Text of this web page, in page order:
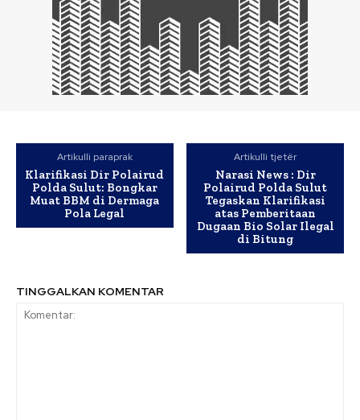
Artikulli paraprak
Klarifikasi Dir Polairud
Polda Sulut: Bongkar
Muat BBM di Dermaga
Pola Legal
Artikulli tjetër
Narasi News : Dir
Polairud Polda Sulut
Tegaskan Klarifikasi
atas Pemberitaan
Dugaan Bio Solar Ilegal
di Bitung
TINGGALKAN KOMENTAR